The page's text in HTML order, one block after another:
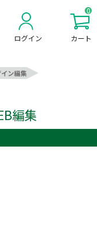
ログイン
0
カート
ン編集
編集